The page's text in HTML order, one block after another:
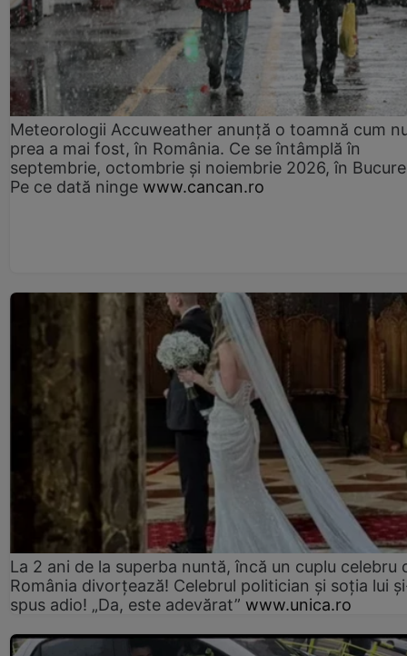
Meteorologii Accuweather anunță o toamnă cum
prea a mai fost, în România. Ce se întâmplă în
septembrie, octombrie și noiembrie 2026, în
Pe ce dată ninge www.cancan.ro
La 2 ani de la superba nuntă, încă un cuplu celebru
România divorțează! Celebrul politician și soția lui
spus adio! „Da, este adevărat” www.unica.ro